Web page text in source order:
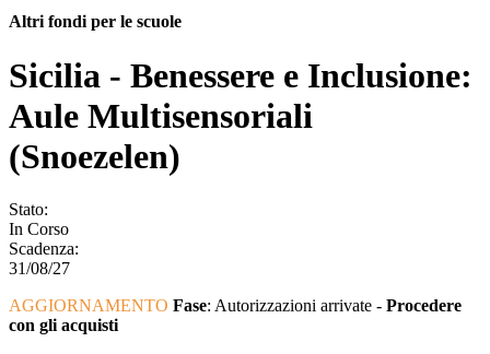
Altri fondi per le scuole
Sicilia - Benessere e Inclusione:
Aule Multisensoriali
(Snoezelen)
Stato:
In Corso
Scadenza:
31/08/27
AGGIORNAMENTO Fase: Autorizzazioni arrivate - Procedere
con gli acquisti